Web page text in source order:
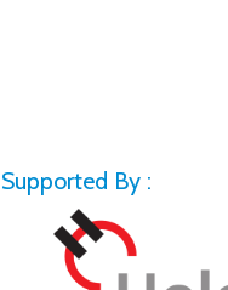
Supported By :